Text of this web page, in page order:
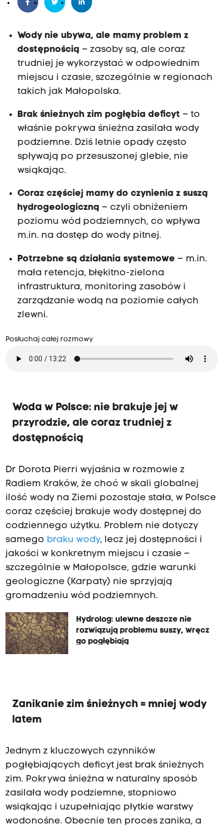
Wody nie ubywa, ale mamy problem z
dostępnością – zasoby są, ale coraz
trudniej je wykorzystać w odpowiednim
miejscu i czasie, szczególnie w regionach
takich jak Małopolska.
Brak śnieżnych zim pogłębia deficyt – to
właśnie pokrywa śnieżna zasilała wody
podziemne. Dziś letnie opady często
spływają po przesuszonej glebie, nie
wsiąkając.
Coraz częściej mamy do czynienia z suszą
hydrogeologiczną – czyli obniżeniem
poziomu wód podziemnych, co wpływa
m.in. na dostęp do wody pitnej.
Potrzebne są działania systemowe – m.in.
mała retencja, błękitno-zielona
infrastruktura, monitoring zasobów i
zarządzanie wodą na poziomie całych
zlewni.
Posłuchaj całej rozmowy
Woda w Polsce: nie brakuje jej w
przyrodzie, ale coraz trudniej z
dostępnością
Dr Dorota Pierri wyjaśnia w rozmowie z
Radiem Kraków, że choć w skali globalnej
ilość wody na Ziemi pozostaje stała, w Polsce
coraz częściej brakuje wody dostępnej do
codziennego użytku. Problem nie dotyczy
samego braku wody, lecz jej dostępności i
jakości w konkretnym miejscu i czasie –
szczególnie w Małopolsce, gdzie warunki
geologiczne (Karpaty) nie sprzyjają
gromadzeniu wód podziemnych.
Hydrolog: ulewne deszcze nie
rozwiązują problemu suszy, wręcz
go pogłębiają
Zanikanie zim śnieżnych = mniej wody
latem
Jednym z kluczowych czynników
pogłębiających deficyt jest brak śnieżnych
zim. Pokrywa śnieżna w naturalny sposób
zasilała wody podziemne, stopniowo
wsiąkając i uzupełniając płytkie warstwy
wodonośne. Obecnie ten proces zanika, a